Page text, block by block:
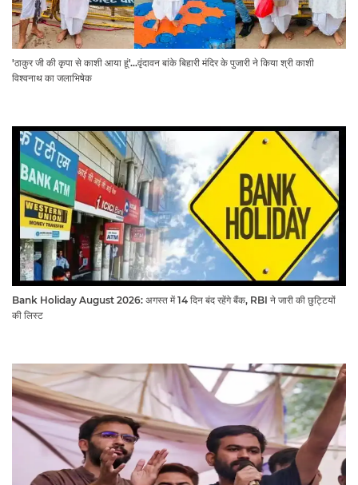
'ठाकुर जी की कृपा से काशी आया हूं'...वृंदावन बांके बिहारी मंदिर के पुजारी ने किया श्री काशी
विश्वनाथ का जलाभिषेक
Bank Holiday August 2026: अगस्त में 14 दिन बंद रहेंगे बैंक, RBI ने जारी की छुट्टियों
की लिस्ट​​​​​​​